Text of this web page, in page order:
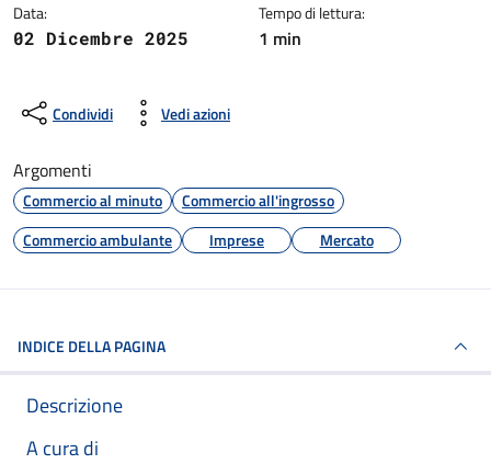
Data:
02 Dicembre 2025
Tempo di lettura:
1 min
Condividi Vedi azioni
Argomenti
Commercio al minuto
Commercio all'ingrosso
Commercio ambulante
Imprese Mercato
INDICE DELLA PAGINA
Descrizione
A cura di